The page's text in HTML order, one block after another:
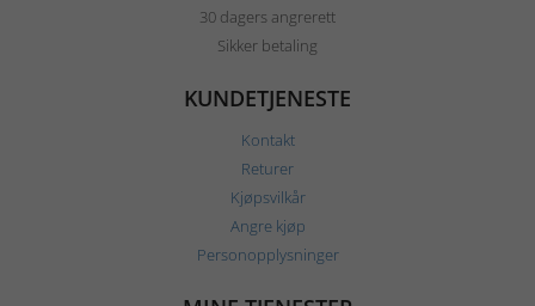
30 dagers angrerett
Sikker betaling
KUNDETJENESTE
Kontakt
Returer
Kjøpsvilkår
Angre kjøp
Personopplysninger